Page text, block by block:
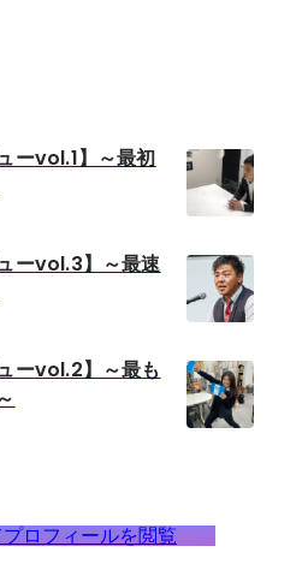
ーvol.1】～最初
ーvol.3】～最速
ーvol.2】～最も
ロフィールを閲覧